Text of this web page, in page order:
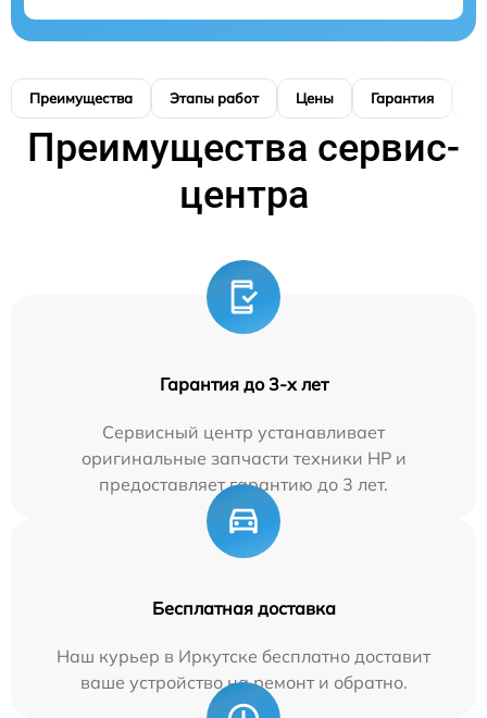
Преимущества Этапы работ Цены Гарантия
Преимущества сервис-
центра
Гарантия до 3-х лет
Сервисный центр устанавливает
оригинальные запчасти техники HP и
предоставляет гарантию до 3 лет.
Бесплатная доставка
Наш курьер в Иркутске бесплатно доставит
ваше устройство на ремонт и обратно.